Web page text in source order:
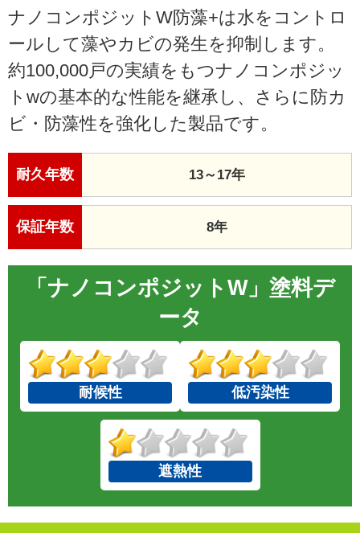
ナノコンポジットW防藻+は水をコントロ
ールして藻やカビの発生を抑制します。
約100,000戸の実績をもつナノコンポジッ
トwの基本的な性能を継承し、さらに防カ
ビ・防藻性を強化した製品です。
耐久年数 13～17年
保証年数 8年
「ナノコンポジットW」塗料デ
ータ
耐候性 低汚染性
遮熱性